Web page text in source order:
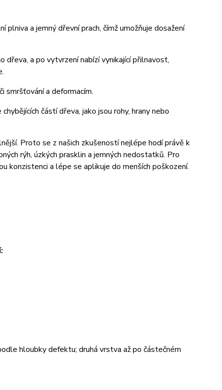
a jemný dřevní prach, čímž umožňuje dosažení
a po vytvrzení nabízí vynikající přilnavost,
smršťování a deformacím.
částí dřeva, jako jsou rohy, hrany nebo
Proto se z našich zkušeností nejlépe hodí právě k
rýh, úzkých prasklin a jemných nedostatků. Pro
konzistenci a lépe se aplikuje do menších poškození.
hloubky defektu; druhá vrstva až po částečném